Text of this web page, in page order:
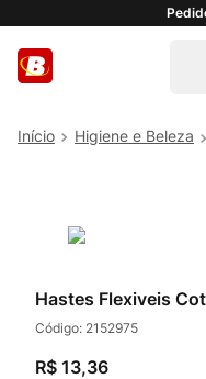
Higiene e Beleza
Hastes Flexiveis
Código: 2152975
R$ 13,36